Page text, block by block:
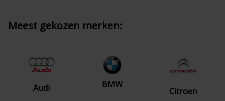
Meest gekozen merken:
Audi BMW
Citroen